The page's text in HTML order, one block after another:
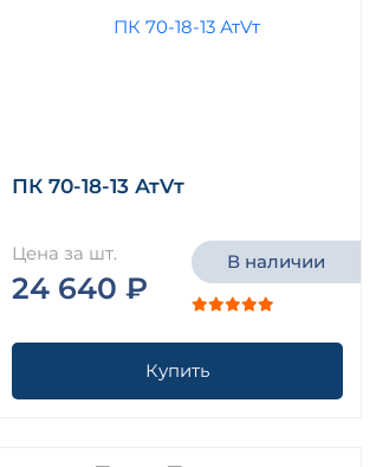
ПК 70-18-13 АтVт
Цена за шт.
24 640 ₽
В наличии
Купить